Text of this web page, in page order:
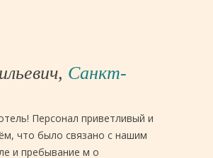
Санкт-
Персонал приветливый и
что было связано с нашим
и пребывание м о